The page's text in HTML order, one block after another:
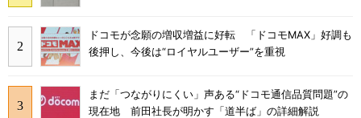
ドコモが念願の増収増益に好転 「ドコモMAX」好調も
後押し、今後は“ロイヤルユーザー”を重視
まだ「つながりにくい」声ある“ドコモ通信品質問題”の
現在地 前田社長が明かす「道半ば」の詳細解説